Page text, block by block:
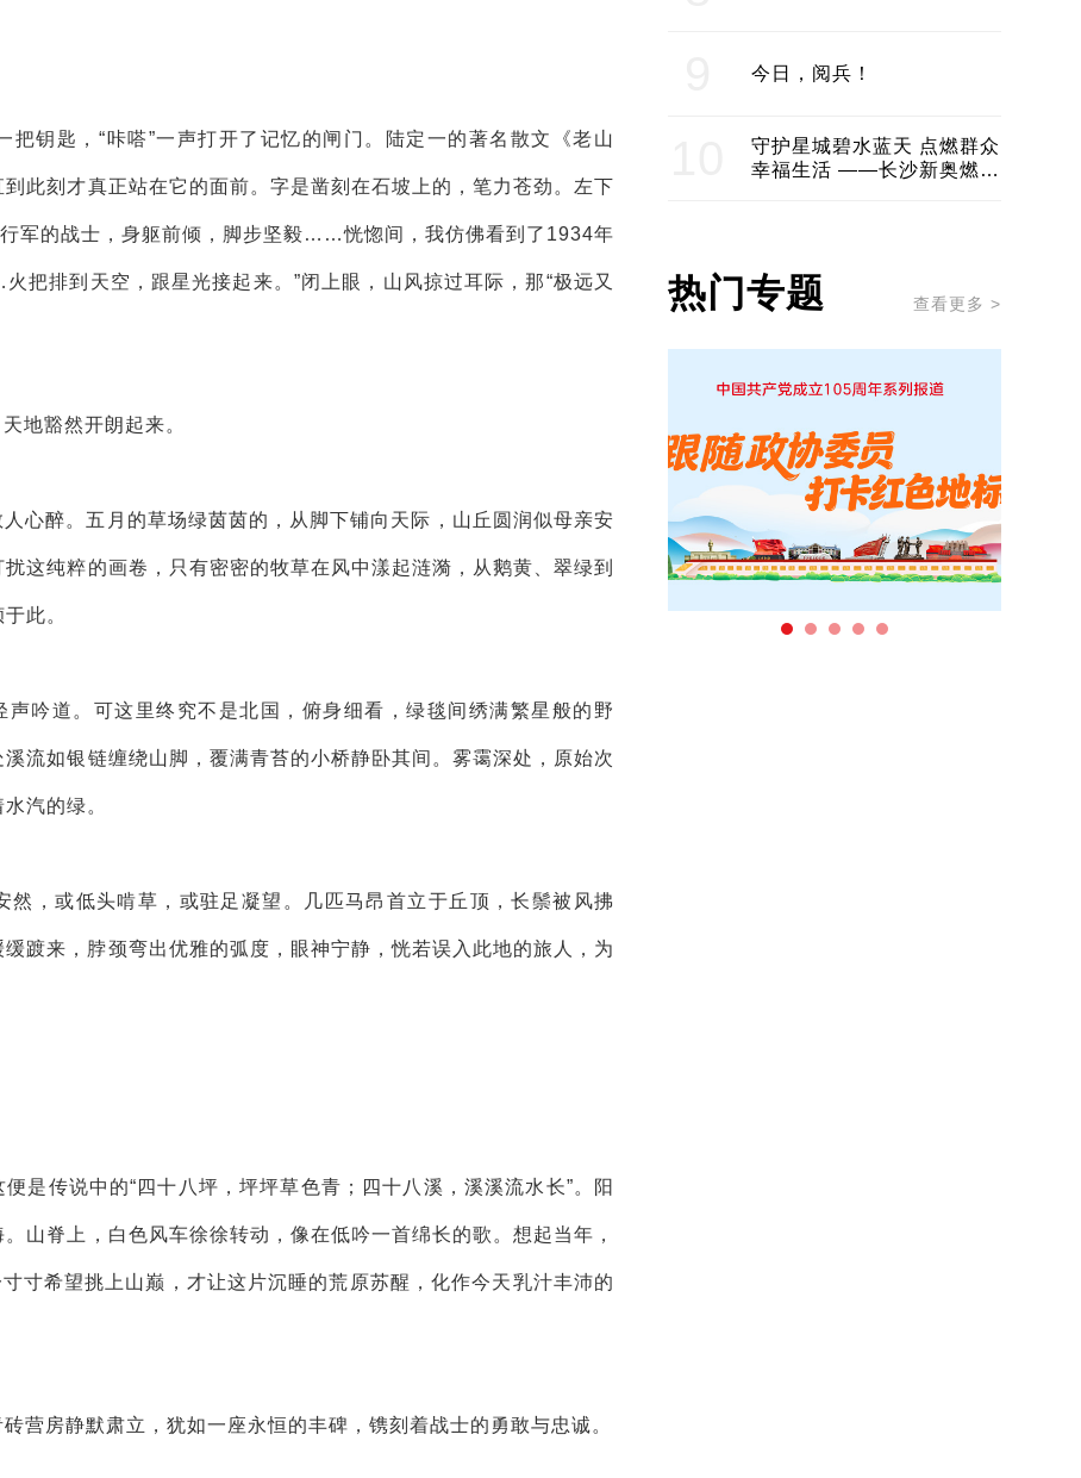
钥匙，“咔嗒”一声打开了记忆的闸门。陆定一的著名散文《老山
此刻才真正站在它的面前。字是凿刻在石坡上的，笔力苍劲。左下
军的战士，身躯前倾，脚步坚毅……恍惚间，我仿佛看到了1934年
把排到天空，跟星光接起来。”闭上眼，山风掠过耳际，那“极远又
地豁然开朗起来。
心醉。五月的草场绿茵茵的，从脚下铺向天际，山丘圆润似母亲安
这纯粹的画卷，只有密密的牧草在风中漾起涟漪，从鹅黄、翠绿到
此。
声吟道。可这里终究不是北国，俯身细看，绿毯间绣满繁星般的野
流如银链缠绕山脚，覆满青苔的小桥静卧其间。雾霭深处，原始次
汽的绿。
，或低头啃草，或驻足凝望。几匹马昂首立于丘顶，长鬃被风拂
踱来，脖颈弯出优雅的弧度，眼神宁静，恍若误入此地的旅人，为
是传说中的“四十八坪，坪坪草色青；四十八溪，溪溪流水长”。阳
山脊上，白色风车徐徐转动，像在低吟一首绵长的歌。想起当年，
寸希望挑上山巅，才让这片沉睡的荒原苏醒，化作今天乳汁丰沛的
营房静默肃立，犹如一座永恒的丰碑，镌刻着战士的勇敢与忠诚。
今日，阅兵！
守护星城碧水蓝天 点燃群众
幸福生活 ——长沙新奥燃气
热门专题 查看更多 >